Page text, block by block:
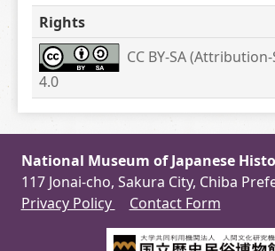
Rights
CC BY-SA
4.0
National Museum of Japanese
117 Jonai-cho, Sakura City, Chiba
Privacy Policy
Contact Form